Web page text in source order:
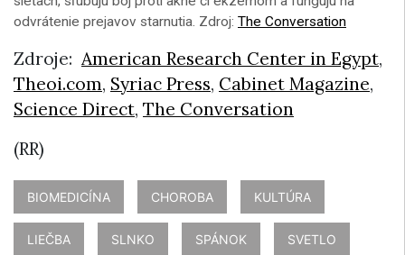
odvrátenie prejavov starnutia. Zdroj: The Conversation
Zdroje: American Research Center in Egypt,
Theoi.com, Syriac Press, Cabinet Magazine,
Science Direct, The Conversation
(RR)
BIOMEDICÍNA CHOROBA KULTÚRA
LIEČBA SLNKO SPÁNOK SVETLO